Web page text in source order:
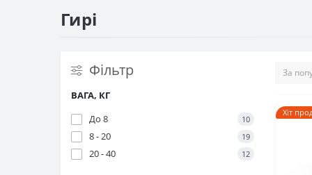
Гирі
Фільтр
ВАГА, КГ
До 8
10
8 - 20 19
20 - 40 12
Хіт